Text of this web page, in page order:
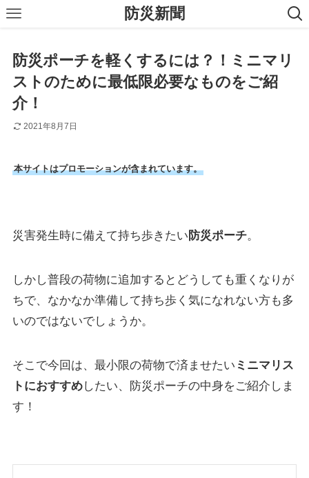
防災新聞
防災ポーチを軽くするには？！ミニマリ
ストのために最低限必要なものをご紹
介！
2021年8月7日
本サイトはプロモーションが含まれています。
災害発生時に備えて持ち歩きたい 防災ポーチ。
しかし普段の荷物に追加するとどうしても重くなりが
ちで、なかなか準備して持ち歩く気になれない方も多
いのではないでしょうか。
そこで今回は、最小限の荷物で済ませたい ミニマリス
トにおすすめしたい、防災ポーチの中身をご紹介しま
す！